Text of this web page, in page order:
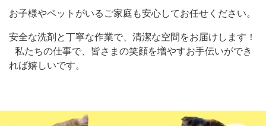
お子様やペットがいるご家庭も安心してお任せください。
安全な洗剤と丁寧な作業で、清潔な空間をお届けします！
私たちの仕事で、皆さまの笑顔を増やすお手伝いができ
れば嬉しいです。